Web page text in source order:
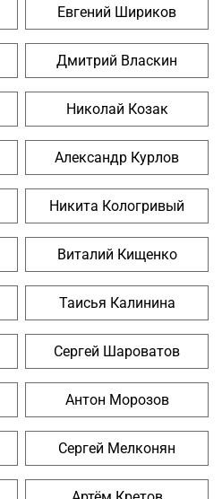
Евгений Шириков
Дмитрий Власкин
Николай Козак
Александр Курлов
Никита Кологривый
Виталий Кищенко
Таисья Калинина
Сергей Шароватов
Антон Морозов
Сергей Мелконян